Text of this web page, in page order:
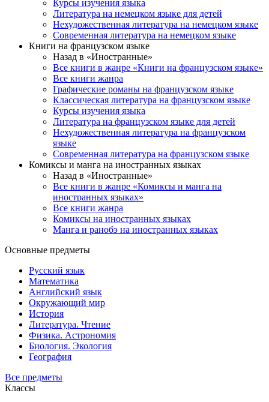
Курсы изучения языка
Литература на немецком языке для детей
Нехудожественная литература на немецком языке
Современная литература на немецком языке
Книги на французском языке
Назад в «Иностранные»
Все книги в жанре «Книги на французском языке»
Все книги жанра
Графические романы на французском языке
Классическая литература на французском языке
Курсы изучения языка
Литература на французском языке для детей
Нехудожественная литература на французском
языке
Современная литература на французском языке
Комиксы и манга на иностранных языках
Назад в «Иностранные»
Все книги в жанре «Комиксы и манга на
иностранных языках»
Все книги жанра
Комиксы на иностранных языках
Манга и ранобэ на иностранных языках
Основные предметы
Русский язык
Математика
Английский язык
Окружающий мир
История
Литература. Чтение
Физика. Астрономия
Биология. Экология
География
Все предметы
Классы